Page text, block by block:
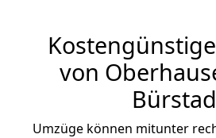
von
Umzüge können mitunter